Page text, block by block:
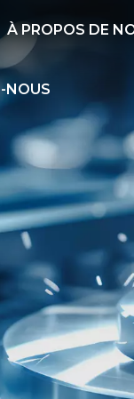
À PROPOS DE
NOUS